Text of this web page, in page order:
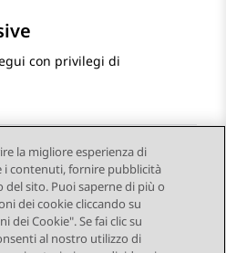
con privilegi di
la migliore esperienza di
i contenuti, fornire pubblicità
del sito. Puoi saperne di più o
dei cookie cliccando su
dei Cookie". Se fai clic su
al nostro utilizzo di